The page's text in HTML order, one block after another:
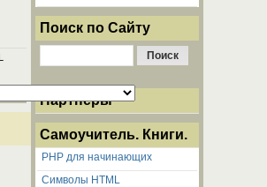
Поиск по Сайту
Партнеры
Самоучитель. Книги.
PHP для начинающих
Cимволы HTML